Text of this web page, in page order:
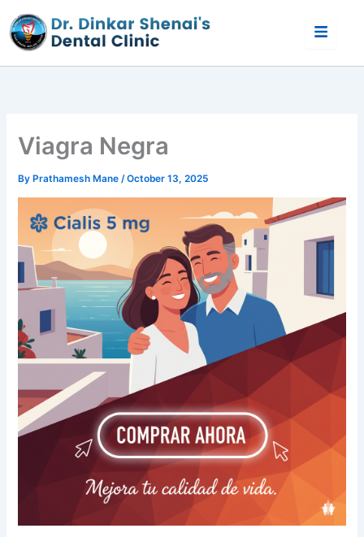
to
content
Viagra Negra
ByPrathamesh Mane/October 13, 2025